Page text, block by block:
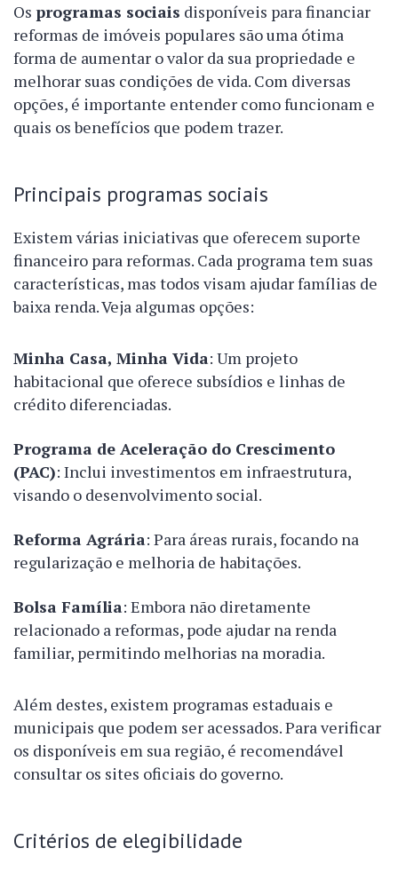
Os programas sociais disponíveis para financiar
reformas de imóveis populares são uma ótima
forma de aumentar o valor da sua propriedade e
melhorar suas condições de vida. Com diversas
opções, é importante entender como funcionam e
quais os benefícios que podem trazer.
Principais programas sociais
Existem várias iniciativas que oferecem suporte
financeiro para reformas. Cada programa tem suas
características, mas todos visam ajudar famílias de
baixa renda. Veja algumas opções:
Minha Casa, Minha Vida: Um projeto
habitacional que oferece subsídios e linhas de
crédito diferenciadas.
Programa de Aceleração do Crescimento
(PAC): Inclui investimentos em infraestrutura,
visando o desenvolvimento social.
Reforma Agrária: Para áreas rurais, focando na
regularização e melhoria de habitações.
Bolsa Família: Embora não diretamente
relacionado a reformas, pode ajudar na renda
familiar, permitindo melhorias na moradia.
Além destes, existem programas estaduais e
municipais que podem ser acessados. Para verificar
os disponíveis em sua região, é recomendável
consultar os sites oficiais do governo.
Critérios de elegibilidade